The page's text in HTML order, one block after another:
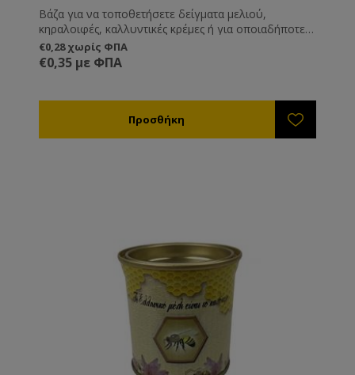
Βάζα για να τοποθετήσετε δείγματα μελιού,
κηραλοιφές, καλλυντικές κρέμες ή για οποιαδήποτε
άλλη χρήση εσείς επιθυμείτε.
€0,28 χωρίς ΦΠΑ
€0,35 με ΦΠΑ